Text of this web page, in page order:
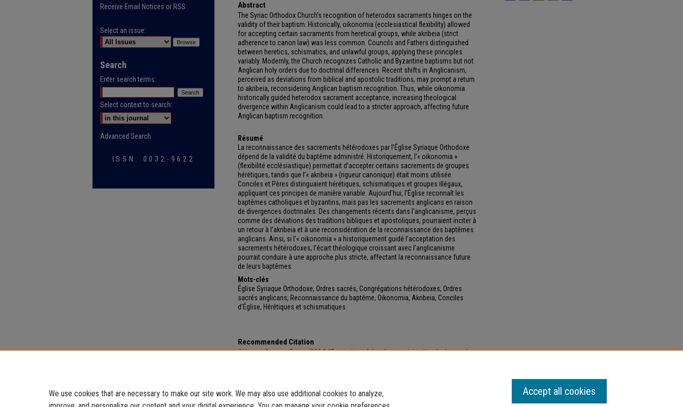
Abstract
The Syriac Orthodox Church’s recognition of heterodox sacraments hinges on the
validity of their baptism. Historically, oikonomia (ecclesiastical flexibility) allowed
for accepting certain sacraments from heretical groups, while akribeia (strict
adherence to canon law) was less common. Councils and Fathers distinguished
between heretics, schismatics, and unlawful groups, applying these principles
variably. Modernly, the Church recognizes Catholic and Byzantine baptisms but not
Anglican holy orders due to doctrinal differences. Recent shifts in Anglicanism,
perceived as deviations from biblical and apostolic traditions, may prompt a return
to akribeia, reconsidering Anglican baptism recognition. Thus, while oikonomia
historically guided heterodox sacrament acceptance, increasing theological
divergence within Anglicanism could lead to a stricter approach, affecting future
Anglican baptism recognition.
Résumé
La reconnaissance des sacrements hétérodoxes par l’Église Syriaque Orthodoxe
dépend de la validité du baptême administré. Historiquement, l’« oikonomia »
(flexibilité ecclésiastique) permettait d’accepter certains sacrements de groupes
hérétiques, tandis que l’« akribeia » (rigueur canonique) était moins utilisée.
Conciles et Pères distinguaient hérétiques, schismatiques et groupes illégaux,
appliquant ces principes de manière variable. Aujourd’hui, l’Église reconnaît les
baptêmes catholiques et byzantins, mais pas les sacrements anglicans en raison
de divergences doctrinales. Des changements récents dans l’anglicanisme, perçus
comme des déviations des traditions bibliques et apostoliques, pourraient inciter à
un retour à l’akribeia et à une reconsidération de la reconnaissance des baptêmes
anglicans. Ainsi, si l’« oikonomia » a historiquement guidé l’acceptation des
sacrements hétérodoxes, l’écart théologique croissant avec l’anglicanisme
pourrait conduire à une approche plus stricte, affectant la reconnaissance future
de leurs baptêmes.
Mots-clés
Église Syriaque Orthodoxe, Ordres sacrés, Congrégations hétérodoxes, Ordres
sacrés anglicans, Reconnaissance du baptême, Oikonomia, Akribeia, Conciles
d’Église, Hérétiques et schismatiques
Recommended Citation
Akhrass, Severus Roger (2024) "Reception of the clergy ordained by the heterodox
Receive Email Notices or RSS
Select an issue:
Search
Enter search terms:
Select context to search:
Advanced Search
ISSN: 0032-9622
We use cookies that are necessary to make our site work. We may also use additional cookies to analyze,
Accept all cookies